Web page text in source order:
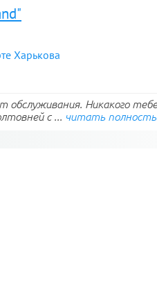
Харькова
Никакого
с ... читать